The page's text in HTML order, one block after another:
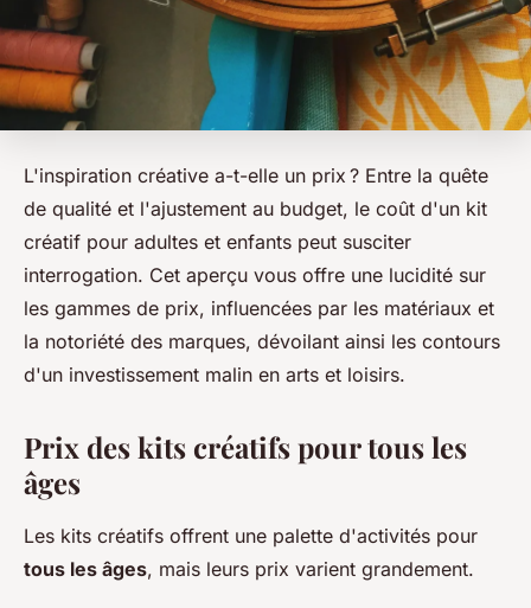
L'inspiration créative a-t-elle un prix ? Entre la quête
de qualité et l'ajustement au budget, le coût d'un kit
créatif pour adultes et enfants peut susciter
interrogation. Cet aperçu vous offre une lucidité sur
les gammes de prix, influencées par les matériaux et
la notoriété des marques, dévoilant ainsi les contours
d'un investissement malin en arts et loisirs.
Prix des kits créatifs pour tous les
âges
Les kits créatifs offrent une palette d'activités pour
tous les âges, mais leurs prix varient grandement.